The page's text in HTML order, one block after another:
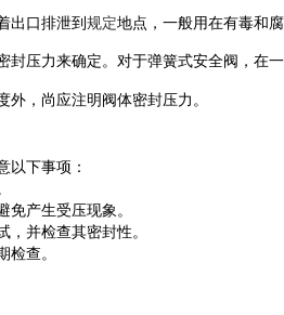
出口排泄到 规定地点，一般用在有毒和
封压力来确定。对于弹簧式安全阀，在
，尚应注明阀体密封压力。
下事项：
产生受压现象。
并检查其密封性。
查。